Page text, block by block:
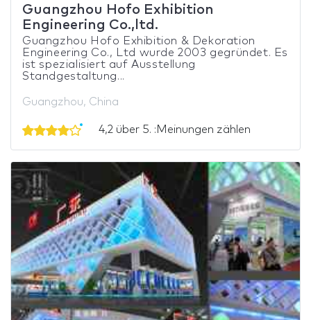
Guangzhou Hofo Exhibition
Engineering Co.,ltd.
Guangzhou Hofo Exhibition & Dekoration
Engineering Co., Ltd wurde 2003 gegründet. Es
ist spezialisiert auf Ausstellung
Standgestaltung...
Guangzhou, China
4,2 über 5. :Meinungen zählen